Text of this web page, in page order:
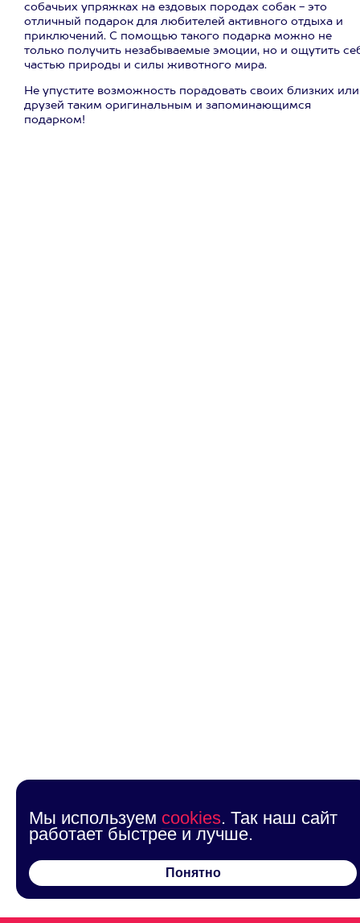
собачьих упряжках на ездовых породах собак - это
отличный подарок для любителей активного отдыха и
приключений. С помощью такого подарка можно не
только получить незабываемые эмоции, но и ощутить
частью природы и силы животного мира.
Не упустите возможность порадовать своих близких или
друзей таким оригинальным и запоминающимся
подарком!
Мы используем cookies. Так наш сайт
работает быстрее и лучше.
Понятно